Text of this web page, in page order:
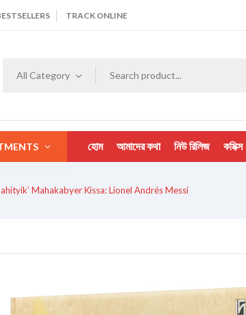
TRACK ONLINE
All Category
হোম আমাদের কথা নিউ রিলিজ কমিক্স
Mahakabyer Kissa: Lionel Andrés Messi